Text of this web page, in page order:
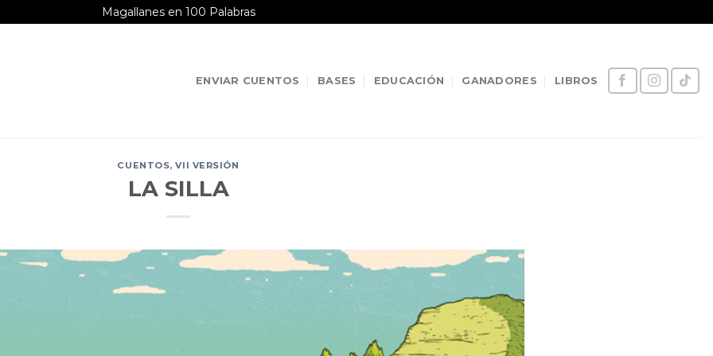
Magallanes en 100 Palabras
ENVIAR CUENTOS BASES EDUCACIÓN GANADORES LIBROS
CUENTOS,VII VERSIÓN
LA SILLA